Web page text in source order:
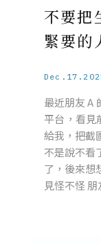
不要把
緊要的
最近朋友 A
平台，看見
給我，把截
不是說不看
了，後來想
見怪不怪